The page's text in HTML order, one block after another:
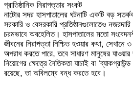
​প্রাতিষ্ঠানিক নিরাপত্তার সংকট
নাটোর সদর হাসপাতালের ঘটনাটি একটি বড়
সরকারি ও বেসরকারি প্রতিষ্ঠানগুলোতেও
চরমভাবে অবহেলিত। হাসপাতালের মতো
জীবনের নিরাপত্তা নিশ্চিত হওয়ার কথা,
অপরাধ করতে পারে, তবে সাধারণ মানুষের যাওয়ার
নিয়োগের ক্ষেত্রে নৈতিকতা যাচাই বা
রয়েছে, তা অবিলম্বে বন্ধ করতে হবে।